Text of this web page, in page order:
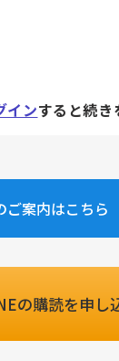
インすると続き
ご案内はこちら
の購読を申し